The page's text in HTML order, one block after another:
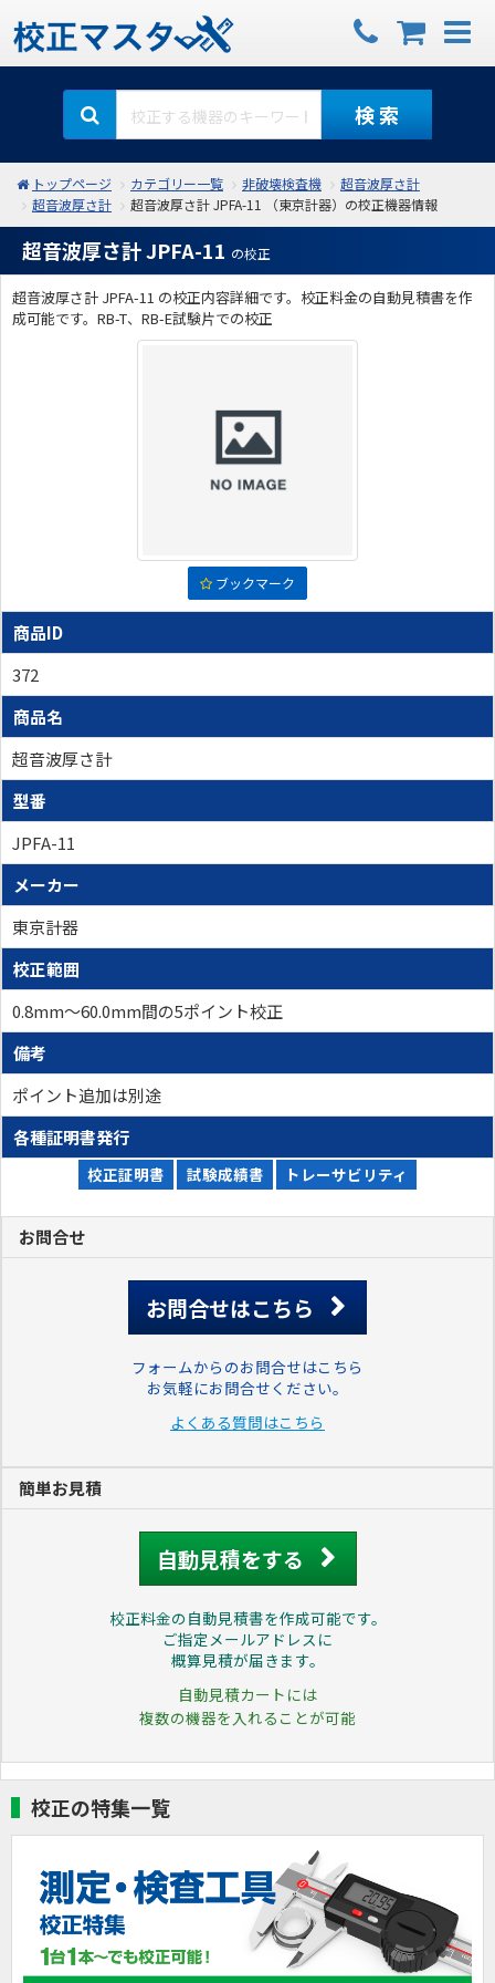
検 索
トップページ カテゴリー一覧 非破壊検査機
超音波厚さ計
超音波厚さ計
超音波厚さ計 JPFA-11 （東京計器）の校正機器情報
超音波厚さ計 JPFA-11 の校正
超音波厚さ計 JPFA-11 の校正内容詳細です。校正料金の自動見積書を作
成可能です。RB-T、RB-E試験片での校正
ブックマーク
商品ID
372
商品名
超音波厚さ計
型番
JPFA-11
メーカー
東京計器
校正範囲
0.8mm～60.0mm間の5ポイント校正
備考
ポイント追加は別途
各種証明書発行
校正証明書 試験成績書 トレーサビリティ
お問合せ
お問合せはこちら
フォームからのお問合せはこちら
お気軽にお問合せください。
よくある質問はこちら
簡単お見積
自動見積をする
校正料金の自動見積書を作成可能です。
ご指定メールアドレスに
概算見積が届きます。
自動見積カートには
複数の機器を入れることが可能
校正の特集一覧